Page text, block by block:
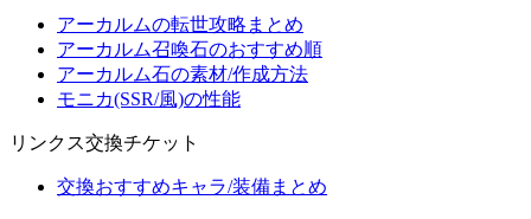
アーカルムの転世攻略まとめ
アーカルム召喚石のおすすめ順
アーカルム石の素材/作成方法
モニカ(SSR/風)の性能
リンクス交換チケット
交換おすすめキャラ/装備まとめ